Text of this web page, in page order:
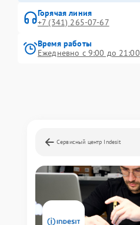
Горячая линия
+7 (341) 265-07-67
Время работы
Ежедневно с 9:00 до 21:00
Сервисный центр Indesit